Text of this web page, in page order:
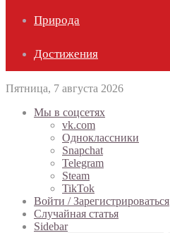
Природа
Достижения
Пятница, 7 августа 2026
Мы в соцсетях
vk.com
Одноклассники
Snapchat
Telegram
Steam
TikTok
Войти / Зарегистрироваться
Случайная статья
Sidebar